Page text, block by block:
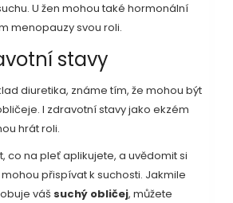
U žen mohou také hormonální
menopauzy svou roli.
stavy
diuretika, známe tím, že mohou být
I zdravotní stavy jako ekzém
hrát roli.
co na pleť aplikujete, a uvědomit si
přispívat k suchosti. Jakmile
váš suchý obličej, můžete